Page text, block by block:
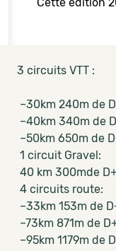
3 circuits VTT :
–30km 240m de
–40km 340m de
–50km 650m de
1 circuit Gravel:
40 km 300mde
4 circuits route:
–33km 153m de
–73km 871m de
–95km 1179m de